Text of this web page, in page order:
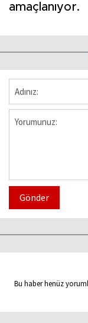
amaçlanıyor.
Gönder
Bu haber henüz